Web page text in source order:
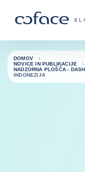
Domov
DOMOV
NOVICE IN PUBLIKACIJE
NADZORNA PLOŠČA -
INDONEZIJA